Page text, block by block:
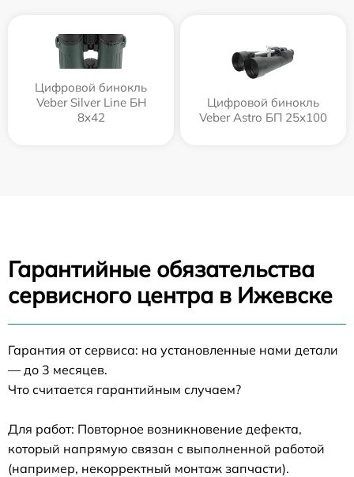
Цифровой бинокль
Veber Silver Line БН
8x42
Цифровой бинокль
Veber Astro БП 25x100
Гарантийные обязательства
сервисного центра в Ижевске
Гарантия от сервиса: на установленные нами детали
— до 3 месяцев.
Что считается гарантийным случаем?
Для работ: Повторное возникновение дефекта,
который напрямую связан с выполненной работой
(например, некорректный монтаж запчасти).